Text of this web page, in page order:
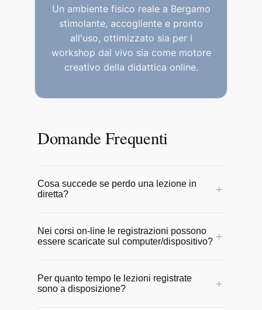
Un ambiente fisico reale a Bergamo
stimolante, accogliente e pronto
all'uso, ottimizzato sia per i
workshop dal vivo sia come motore
creativo della didattica online.
Domande Frequenti
Cosa succede se perdo una lezione in
diretta?
＋
vengono registrate e messe a
disposizione degli allievi entro 24 ore.
momento per non perdere il ritmo del
corso.
Nei corsi on-line le registrazioni possono
essere scaricate sul computer/dispositivo? ＋
sito e possono essere seguite da
qualunque dispositivo con una
Per quanto tempo le lezioni registrate
sono a disposizione?
＋